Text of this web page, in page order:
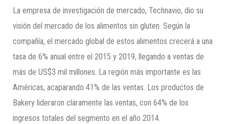
La empresa de investigación de mercado, Technavio, dio su
visión del mercado de los alimentos sin gluten. Según la
compañía, el mercado global de estos alimentos crecerá a una
tasa de 6% anual entre el 2015 y 2019, llegando a ventas de
más de US$3 mil millones. La región más importante es las
Américas, acaparando 41% de las ventas. Los productos de
Bakery lideraron claramente las ventas, con 64% de los
ingresos totales del segmento en el año 2014.